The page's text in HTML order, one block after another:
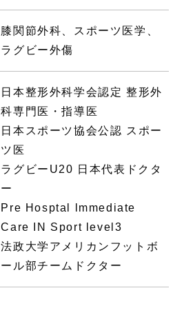
膝関節外科、スポーツ医学、
ラグビー外傷
日本整形外科学会認定 整形外
科専門医・指導医
日本スポーツ協会公認 スポー
ツ医
ラグビーU20 日本代表ドクタ
ー
Pre Hosptal lmmediate
Care IN Sport level3
法政大学アメリカンフットボ
ール部チームドクター